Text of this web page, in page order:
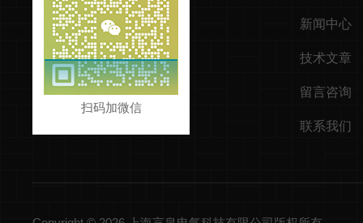
扫码加微信
新闻中心
技术文章
留言咨询
联系我们